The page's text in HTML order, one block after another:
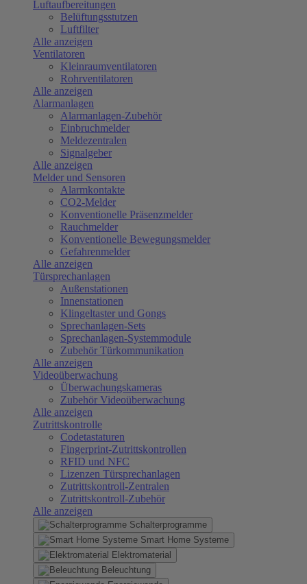
Luftaufbereitungen
Belüftungsstutzen
Luftfilter
Alle anzeigen
Ventilatoren
Kleinraumventilatoren
Rohrventilatoren
Alle anzeigen
Alarmanlagen
Alarmanlagen-Zubehör
Einbruchmelder
Meldezentralen
Signalgeber
Alle anzeigen
Melder und Sensoren
Alarmkontakte
CO2-Melder
Konventionelle Präsenzmelder
Rauchmelder
Konventionelle Bewegungsmelder
Gefahrenmelder
Alle anzeigen
Türsprechanlagen
Außenstationen
Innenstationen
Klingeltaster und Gongs
Sprechanlagen-Sets
Sprechanlagen-Systemmodule
Zubehör Türkommunikation
Alle anzeigen
Videoüberwachung
Überwachungskameras
Zubehör Videoüberwachung
Alle anzeigen
Zutrittskontrolle
Codetastaturen
Fingerprint-Zutrittskontrollen
RFID und NFC
Lizenzen Türsprechanlagen
Zutrittskontroll-Zentralen
Zutrittskontroll-Zubehör
Alle anzeigen
Schalterprogramme
Smart Home Systeme
Elektromaterial
Beleuchtung